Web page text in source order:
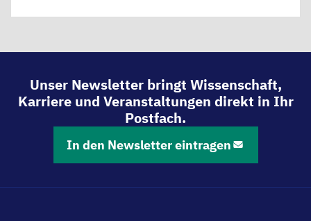
Unser Newsletter bringt Wissenschaft,
Karriere und Veranstaltungen direkt in Ihr
Postfach.
In den Newsletter eintragen